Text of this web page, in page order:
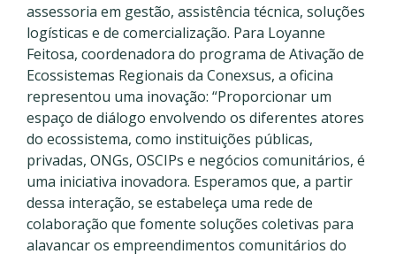
assessoria em gestão, assistência técnica, soluções
logísticas e de comercialização. Para Loyanne
Feitosa, coordenadora do programa de Ativação de
Ecossistemas Regionais da Conexsus, a oficina
representou uma inovação: “Proporcionar um
espaço de diálogo envolvendo os diferentes atores
do ecossistema, como instituições públicas,
privadas, ONGs, OSCIPs e negócios comunitários, é
uma iniciativa inovadora. Esperamos que, a partir
dessa interação, se estabeleça uma rede de
colaboração que fomente soluções coletivas para
alavancar os empreendimentos comunitários do